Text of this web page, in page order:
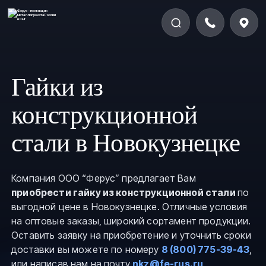
Гайки из
конструкционной
стали в Новокузнецке
Компания ООО “Ферус” предлагает Вам
приобрести гайку из конструкционной стали по
выгодной цене в Новокузнецке. Отличные условия
на оптовые заказы, широкий сортамент продукции.
Оставить заявку на приобретение и уточнить сроки
доставки вы можете по номеру 8 (800) 775-39-43,